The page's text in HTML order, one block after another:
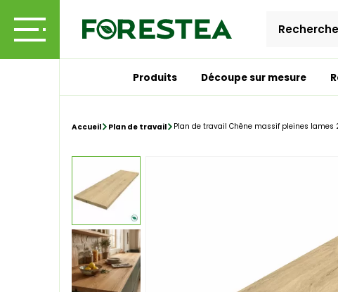
Produits Découpe sur mesure
Accueil Plan de travail Plan de travail Chêne massif pleines lames